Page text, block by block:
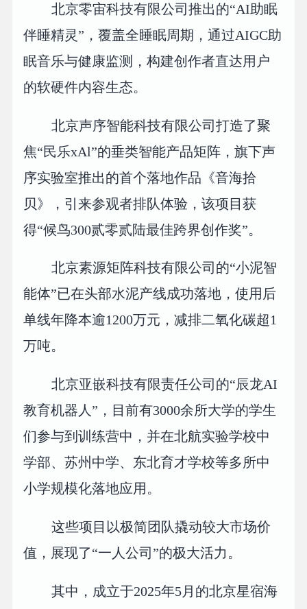
北京零宙科技有限公司推出的“AI助眠
伴睡精灵”，覆盖全睡眠周期，通过AIGC助
眠音乐与健康监测，构建创作者直达用户
的软硬件内容生态。
北京声序智能科技有限公司打造了聚
焦“民乐xAl”的垂类智能产品矩阵，旗下声
序实验室推出的首个落地作品《音海拾
贝》，引来参观者排队体验，该项目获
得“候鸟300贰零贰陆最佳跨界创作奖”。
北京素源矩阵科技有限公司的“小泥智
能体”已在头部水泥产线成功落地，使用后
单线年降本逾1200万元，减排二氧化碳超1
万吨。
北京亚嵌科技有限责任公司的“辰龙AI
教育机器人”，目前有3000余所大学的学生
们参与到训练营中，并在北航实验学校中
学部、苏州中学、东北育才学校等多所中
小学规模化落地应用。
这些项目以极简团队撬动较大市场价
值，展现了“一人公司”的极大活力。
其中，成立于2025年5月的北京星宿海